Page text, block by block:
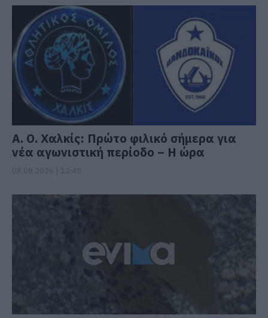
Α. Ο. Χαλκίς: Πρώτο φιλικό σήμερα για
νέα αγωνιστική περίοδο – Η ώρα